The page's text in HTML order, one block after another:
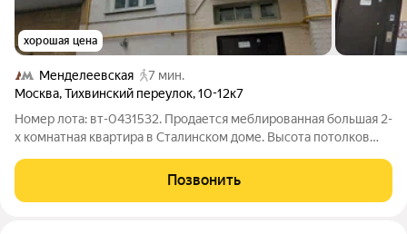
хорошая цена
Менделеевская
7 мин.
Москва,Тихвинский переулок,10-12к7
Номер лота: вт-0431532. Продается меблированная большая 2-
х комнатная квартира в Сталинском доме. Высота потолков
доступности от метро, в двух остановках от центра Москвы.
Один взрослый
Позвонить